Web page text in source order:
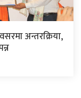
अन्तरक्रिया,